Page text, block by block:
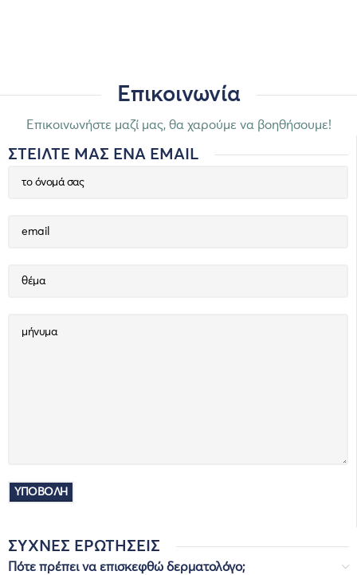
Επικοινωνία
Επικοινωνήστε μαζί μας, θα χαρούμε να βοηθήσουμε!
ΣΤΕΙΛΤΕ ΜΑΣ ΕΝΑ EMAIL
ΣΥΧΝΈΣ ΕΡΩΤΉΣΕΙΣ
Πότε πρέπει να επισκεφθώ δερματολόγο;